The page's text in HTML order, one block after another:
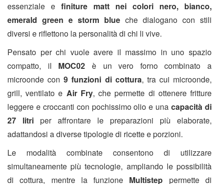
essenziale e finiture matt nei colori nero, bianco,
emerald green e storm blue che dialogano con stili
diversi e riflettono la personalità di chi li vive.
Pensato per chi vuole avere il massimo in uno spazio
compatto, il MOC02 è un vero forno combinato a
microonde con9 funzioni di cottura, tra cui microonde,
grill, ventilato e Air Fry, che permette di ottenere fritture
leggere e croccanti con pochissimo olio e unacapacità di
27 litri per affrontare le preparazioni più elaborate,
adattandosi a diverse tipologie di ricette e porzioni.
Le modalità combinate consentono di utilizzare
simultaneamente più tecnologie, ampliando le possibilità
di cottura, mentre la funzione Multistep permette di